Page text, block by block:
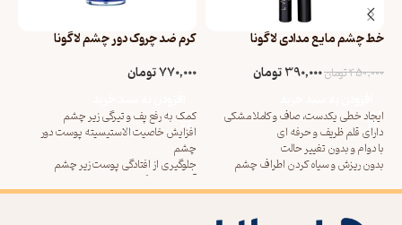
خط چشم مایع مدادی لاگونا
450,000تومان390,000تومان
ایجاد خطی یکدست، صاف و کاملا مشکی
دارای قلم ظریف و حرفه ای
با دوام و بدون تغییر حالت
بدون ریزش و سیاه کردن اطراف چشم
حاوی ترکیبات نرم و مرطوب کننده جهت
حفاظت از پلک ها
کرم ضد چروک دور چشم لاگونا
770,000تومان
کمک به رفع پف و تیرگی زیر چشم
افزایش خاصیت الاستیسیته پوست دور
چشم
جلوگیری از افتادگی پوست زیر چشم
آبرسانی ماندگار، ترمیم و محافظت از پوست
ظریف دور چشم